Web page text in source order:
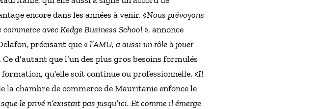
encore dans les années à venir. «Nous prévoyons
avec Kedge Business School », annonce
précisant que « l’AMU, a aussi un rôle à jouer
Ce d’autant que l’un des plus gros besoins formulés
qu’elle soit continue ou professionnelle. «Il
la chambre de commerce de Mauritanie enfonce le
le privé n’existait pas jusqu’ici. Et comme il émerge